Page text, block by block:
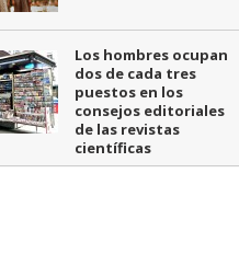
Los hombres ocupan
dos de cada tres
puestos en los
consejos editoriales
de las revistas
científicas